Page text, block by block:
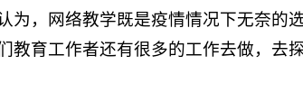
为，网络教学既是疫情情况下无奈的
教育工作者还有很多的工作去做，去